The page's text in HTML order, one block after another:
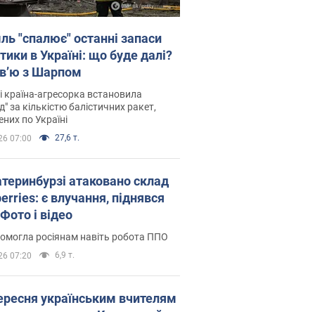
"спалює" останні запаси
в Україні: що буде далі?
з Шарпом
країна-агресорка встановила
за кількістю балістичних ракет,
по Україні
07:00 27,6 т.
атаковано склад
є влучання, піднявся
і відео
росіянам навіть робота ППО
07:20 6,9 т.
українським вчителям